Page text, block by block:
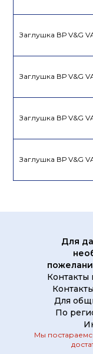
Заглушка ВР V&G
Заглушка ВР V&G
Заглушка ВР V&G
Заглушка ВР V&G
Для
Контакты
Для
По
Мы